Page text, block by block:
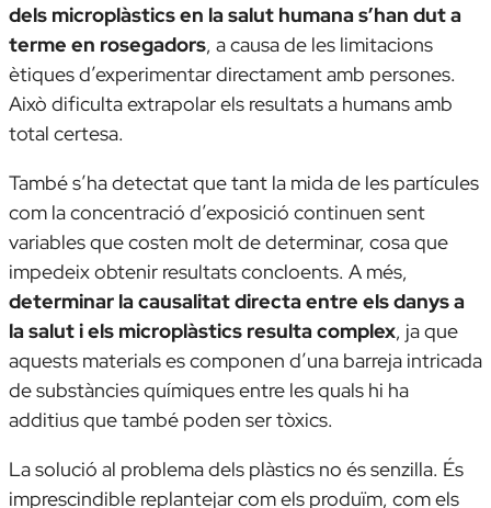
dels microplàstics en la salut humana s’han dut a
terme en rosegadors, a causa de les limitacions
ètiques d’experimentar directament amb persones.
Això dificulta extrapolar els resultats a humans amb
total certesa.
També s’ha detectat que tant la mida de les partícules
com la concentració d’exposició continuen sent
variables que costen molt de determinar, cosa que
impedeix obtenir resultats concloents. A més,
determinar la causalitat directa entre els danys a
la salut i els microplàstics resulta complex, ja que
aquests materials es componen d’una barreja intricada
de substàncies químiques entre les quals hi ha
additius que també poden ser tòxics.
La solució al problema dels plàstics no és senzilla. És
imprescindible replantejar com els produïm, com els